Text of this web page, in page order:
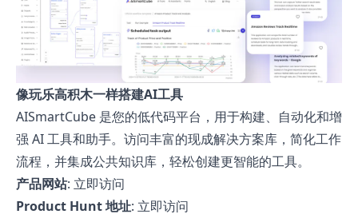
像玩乐高积木一样搭建AI工具
AISmartCube 是您的低代码平台，用于构建、自动化和增
强 AI 工具和助手。访问丰富的现成解决方案库，简化工作
流程，并集成公共知识库，轻松创建更智能的工具。
产品网站: 立即访问
Product Hunt 地址: 立即访问